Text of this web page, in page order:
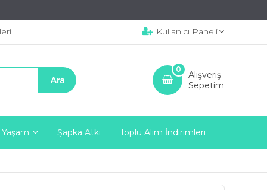
Kullanıcı Paneli
Alışveriş
Sepetim
0
Yaşam Şapka Atkı Toplu Alım İndirimleri